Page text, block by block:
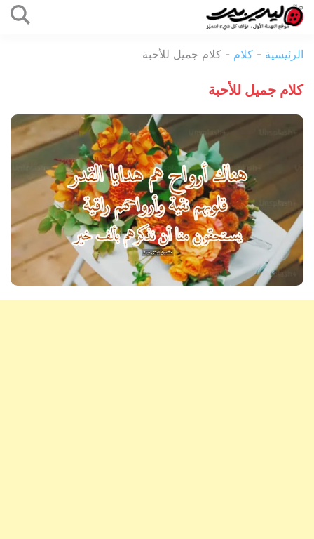
بيرد
الرئيسية - كلام - كلام جميل للأحبة
كلام جميل للأحبة